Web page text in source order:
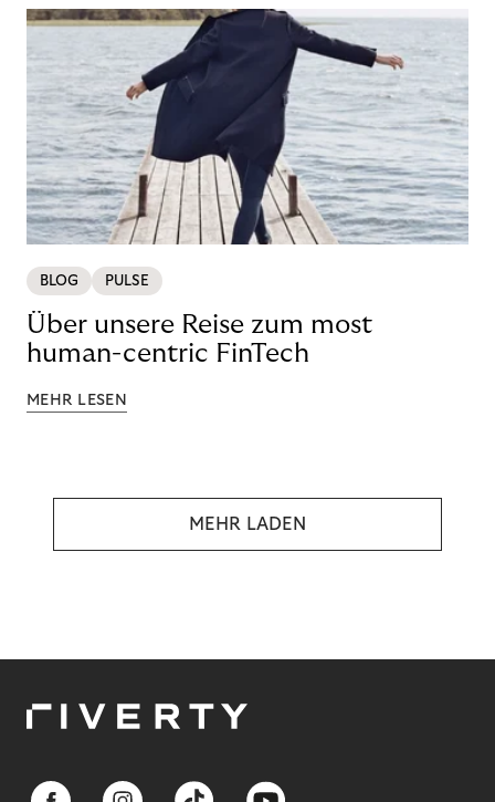
BLOG PULSE
Über unsere Reise zum most
human-centric FinTech
MEHR LESEN
MEHR LADEN